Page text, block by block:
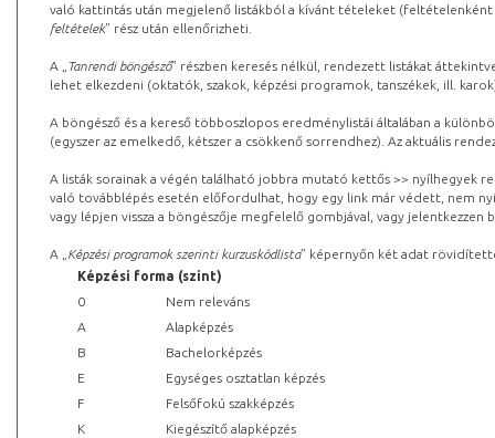
való kattintás után megjelenő listákból a kívánt tételeket (feltételenként
feltételek” rész után ellenőrizheti.
A „ Tanrendi böngésző” részben keresés nélkül, rendezett listákat
lehet elkezdeni (oktatók, szakok, képzési programok, tanszékek, ill.
A böngésző és a kereső többoszlopos eredménylistái általában a
(egyszer az emelkedő, kétszer a csökkenő sorrendhez). Az aktuális
A listák sorainak a végén található jobbra mutató kettős >> nyílhegyek
való továbblépés esetén előfordulhat, hogy egy link már védett, nem
vagy lépjen vissza a böngészője megfelelő gombjával, vagy
A „ Képzési programok szerinti kurzuskódlista” képernyőn két adat
Képzési forma (szint)
0
Nem releváns
A
Alapképzés
B
Bachelorképzés
E
Egységes osztatlan képzés
F
Felsőfokú szakképzés
K
Kiegészítő alapképzés